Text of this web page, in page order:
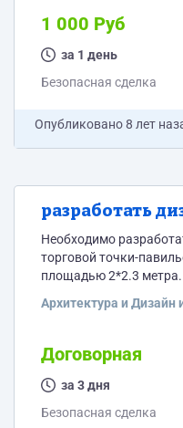
изготавливаться на
Экстерьер торгового
стиле "под дерево"
для того, чтобы...
1 000 Руб
за 1 день
Безопасная сделка
Опубликовано8 лет
разработать
Необходимо
торговой точки-
площадью 2*2.3 метра.
Архитектура и Дизайн
Договорная
за 3 дня
Безопасная сделка